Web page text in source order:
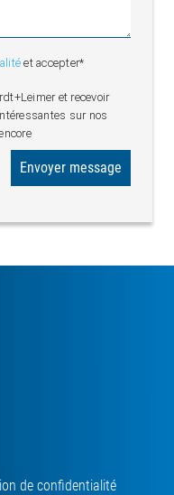
et accepter*
et recevoir
sur nos
Envoyer message
de confidentialité